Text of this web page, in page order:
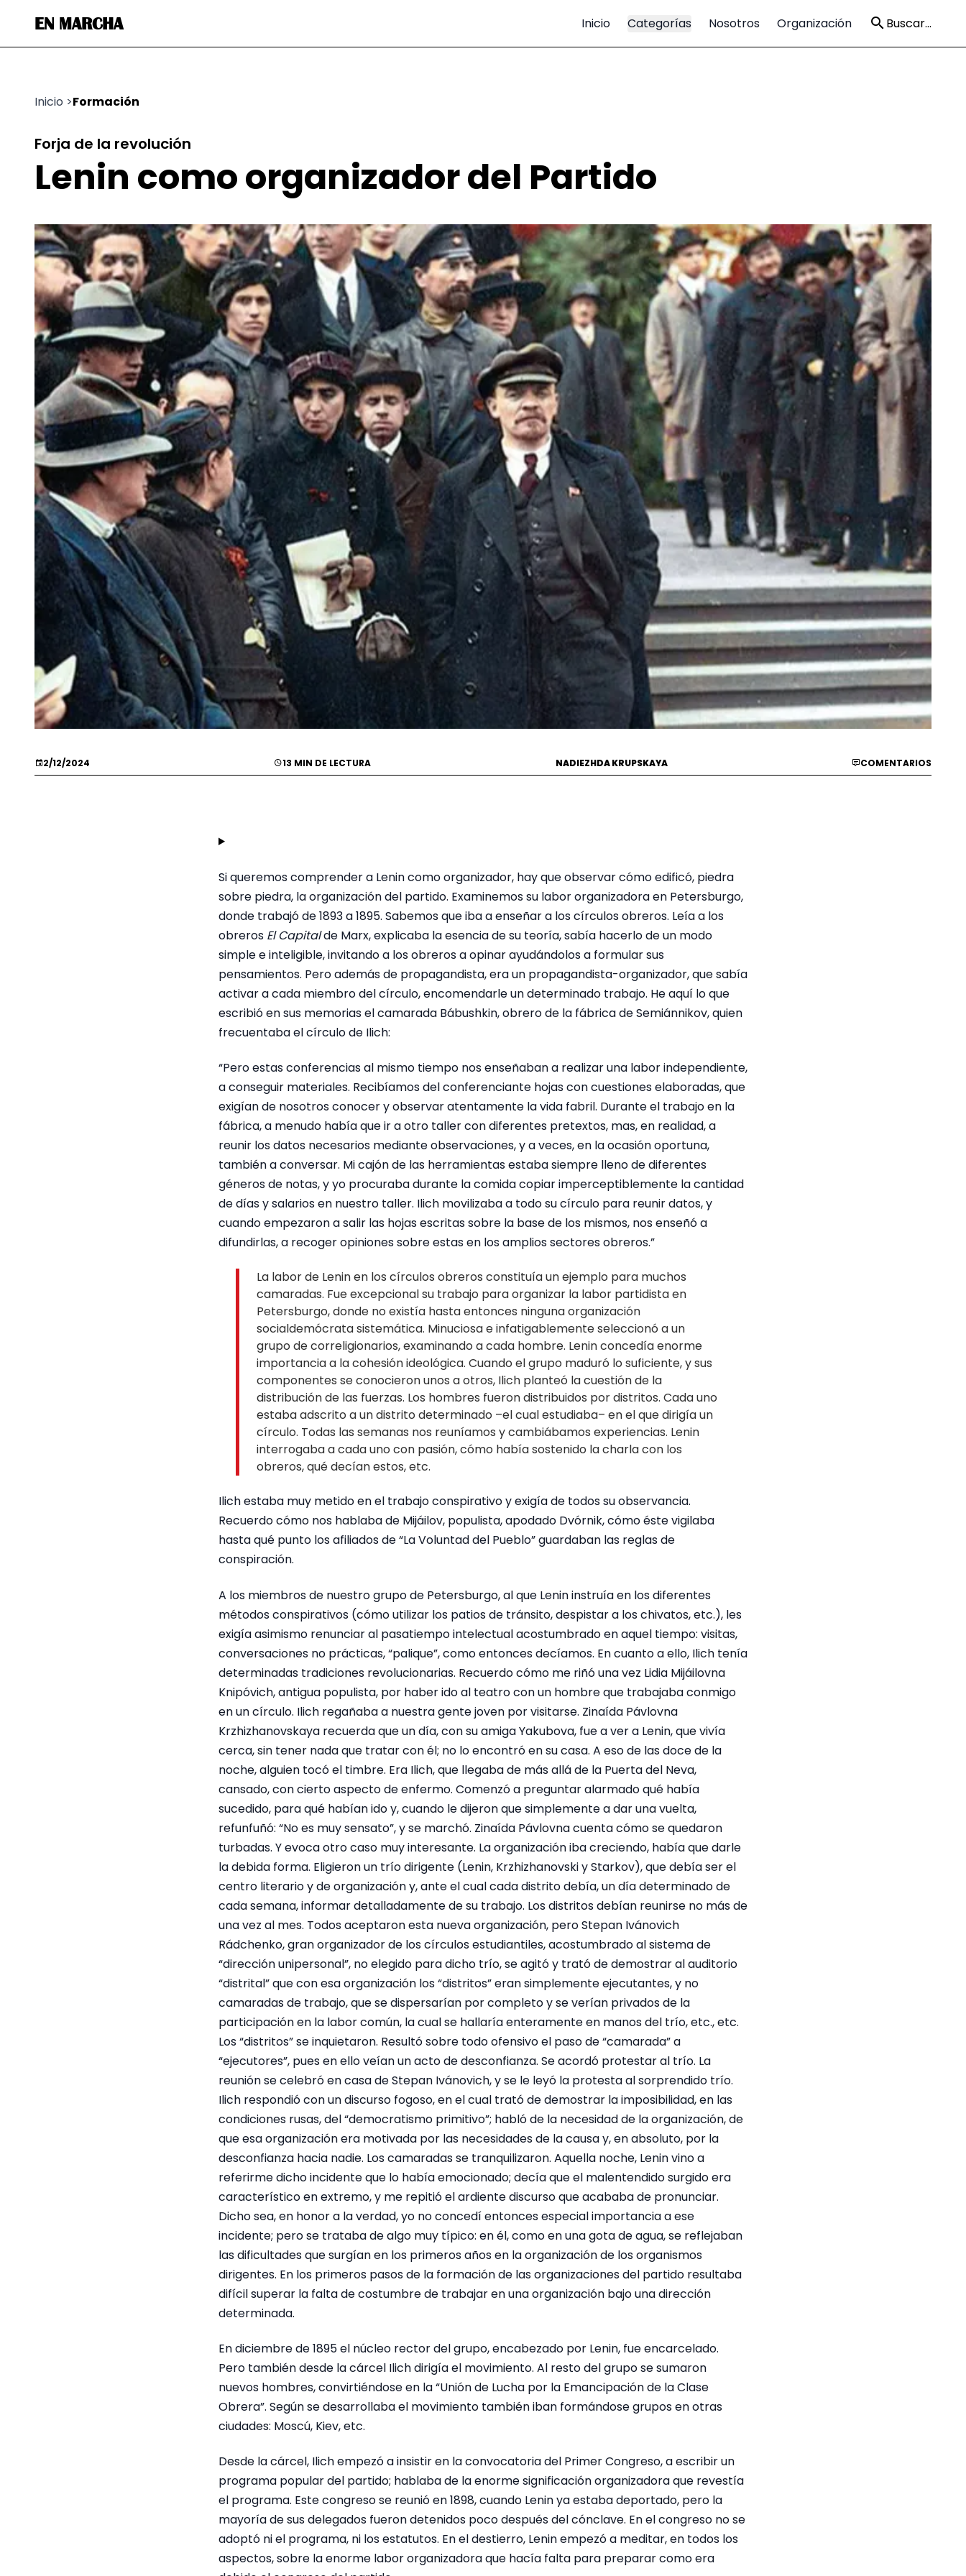
EN MARCHA Inicio Categorías Nosotros Organización Buscar...
Inicio >Formación
Forja de la revolución
Lenin como organizador del Partido
2/12/2024 13 MIN DE LECTURA NADIEZHDA KRUPSKAYA COMENTARIOS
Si queremos comprender a Lenin como organizador, hay que observar cómo edificó, piedra
sobre piedra, la organización del partido. Examinemos su labor organizadora en Petersburgo,
donde trabajó de 1893 a 1895. Sabemos que iba a enseñar a los círculos obreros. Leía a los
obreros El Capitalde Marx, explicaba la esencia de su teoría, sabía hacerlo de un modo
simple e inteligible, invitando a los obreros a opinar ayudándolos a formular sus
pensamientos. Pero además de propagandista, era un propagandista-organizador, que sabía
activar a cada miembro del círculo, encomendarle un determinado trabajo. He aquí lo que
escribió en sus memorias el camarada Bábushkin, obrero de la fábrica de Semiánnikov, quien
frecuentaba el círculo de Ilich:
“Pero estas conferencias al mismo tiempo nos enseñaban a realizar una labor independiente,
a conseguir materiales. Recibíamos del conferenciante hojas con cuestiones elaboradas, que
exigían de nosotros conocer y observar atentamente la vida fabril. Durante el trabajo en la
fábrica, a menudo había que ir a otro taller con diferentes pretextos, mas, en realidad, a
reunir los datos necesarios mediante observaciones, y a veces, en la ocasión oportuna,
también a conversar. Mi cajón de las herramientas estaba siempre lleno de diferentes
géneros de notas, y yo procuraba durante la comida copiar imperceptiblemente la cantidad
de días y salarios en nuestro taller. Ilich movilizaba a todo su círculo para reunir datos, y
cuando empezaron a salir las hojas escritas sobre la base de los mismos, nos enseñó a
difundirlas, a recoger opiniones sobre estas en los amplios sectores obreros.”
La labor de Lenin en los círculos obreros constituía un ejemplo para muchos
camaradas. Fue excepcional su trabajo para organizar la labor partidista en
Petersburgo, donde no existía hasta entonces ninguna organización
socialdemócrata sistemática. Minuciosa e infatigablemente seleccionó a un
grupo de correligionarios, examinando a cada hombre. Lenin concedía enorme
importancia a la cohesión ideológica. Cuando el grupo maduró lo suficiente, y sus
componentes se conocieron unos a otros, Ilich planteó la cuestión de la
distribución de las fuerzas. Los hombres fueron distribuidos por distritos. Cada uno
estaba adscrito a un distrito determinado –el cual estudiaba– en el que dirigía un
círculo. Todas las semanas nos reuníamos y cambiábamos experiencias. Lenin
interrogaba a cada uno con pasión, cómo había sostenido la charla con los
obreros, qué decían estos, etc.
Ilich estaba muy metido en el trabajo conspirativo y exigía de todos su observancia.
Recuerdo cómo nos hablaba de Mijáilov, populista, apodado Dvórnik, cómo éste vigilaba
hasta qué punto los afiliados de “La Voluntad del Pueblo” guardaban las reglas de
conspiración.
A los miembros de nuestro grupo de Petersburgo, al que Lenin instruía en los diferentes
métodos conspirativos (cómo utilizar los patios de tránsito, despistar a los chivatos, etc.), les
exigía asimismo renunciar al pasatiempo intelectual acostumbrado en aquel tiempo: visitas,
conversaciones no prácticas, “palique”, como entonces decíamos. En cuanto a ello, Ilich tenía
determinadas tradiciones revolucionarias. Recuerdo cómo me riñó una vez Lidia Mijáilovna
Knipóvich, antigua populista, por haber ido al teatro con un hombre que trabajaba conmigo
en un círculo. Ilich regañaba a nuestra gente joven por visitarse. Zinaída Pávlovna
Krzhizhanovskaya recuerda que un día, con su amiga Yakubova, fue a ver a Lenin, que vivía
cerca, sin tener nada que tratar con él; no lo encontró en su casa. A eso de las doce de la
noche, alguien tocó el timbre. Era Ilich, que llegaba de más allá de la Puerta del Neva,
cansado, con cierto aspecto de enfermo. Comenzó a preguntar alarmado qué había
sucedido, para qué habían ido y, cuando le dijeron que simplemente a dar una vuelta,
refunfuñó: “No es muy sensato”, y se marchó. Zinaída Pávlovna cuenta cómo se quedaron
turbadas. Y evoca otro caso muy interesante. La organización iba creciendo, había que darle
la debida forma. Eligieron un trío dirigente (Lenin, Krzhizhanovski y Starkov), que debía ser el
centro literario y de organización y, ante el cual cada distrito debía, un día determinado de
cada semana, informar detalladamente de su trabajo. Los distritos debían reunirse no más de
una vez al mes. Todos aceptaron esta nueva organización, pero Stepan Ivánovich
Rádchenko, gran organizador de los círculos estudiantiles, acostumbrado al sistema de
“dirección unipersonal”, no elegido para dicho trío, se agitó y trató de demostrar al auditorio
“distrital” que con esa organización los “distritos” eran simplemente ejecutantes, y no
camaradas de trabajo, que se dispersarían por completo y se verían privados de la
participación en la labor común, la cual se hallaría enteramente en manos del trío, etc., etc.
Los “distritos” se inquietaron. Resultó sobre todo ofensivo el paso de “camarada” a
“ejecutores”, pues en ello veían un acto de desconfianza. Se acordó protestar al trío. La
reunión se celebró en casa de Stepan Ivánovich, y se le leyó la protesta al sorprendido trío.
Ilich respondió con un discurso fogoso, en el cual trató de demostrar la imposibilidad, en las
condiciones rusas, del “democratismo primitivo”; habló de la necesidad de la organización, de
que esa organización era motivada por las necesidades de la causa y, en absoluto, por la
desconfianza hacia nadie. Los camaradas se tranquilizaron. Aquella noche, Lenin vino a
referirme dicho incidente que lo había emocionado; decía que el malentendido surgido era
característico en extremo, y me repitió el ardiente discurso que acababa de pronunciar.
Dicho sea, en honor a la verdad, yo no concedí entonces especial importancia a ese
incidente; pero se trataba de algo muy típico: en él, como en una gota de agua, se reflejaban
las dificultades que surgían en los primeros años en la organización de los organismos
dirigentes. En los primeros pasos de la formación de las organizaciones del partido resultaba
difícil superar la falta de costumbre de trabajar en una organización bajo una dirección
determinada.
En diciembre de 1895 el núcleo rector del grupo, encabezado por Lenin, fue encarcelado.
Pero también desde la cárcel Ilich dirigía el movimiento. Al resto del grupo se sumaron
nuevos hombres, convirtiéndose en la “Unión de Lucha por la Emancipación de la Clase
Obrera”. Según se desarrollaba el movimiento también iban formándose grupos en otras
ciudades: Moscú, Kiev, etc.
Desde la cárcel, Ilich empezó a insistir en la convocatoria del Primer Congreso, a escribir un
programa popular del partido; hablaba de la enorme significación organizadora que revestía
el programa. Este congreso se reunió en 1898, cuando Lenin ya estaba deportado, pero la
mayoría de sus delegados fueron detenidos poco después del cónclave. En el congreso no se
adoptó ni el programa, ni los estatutos. En el destierro, Lenin empezó a meditar, en todos los
aspectos, sobre la enorme labor organizadora que hacía falta para preparar como era